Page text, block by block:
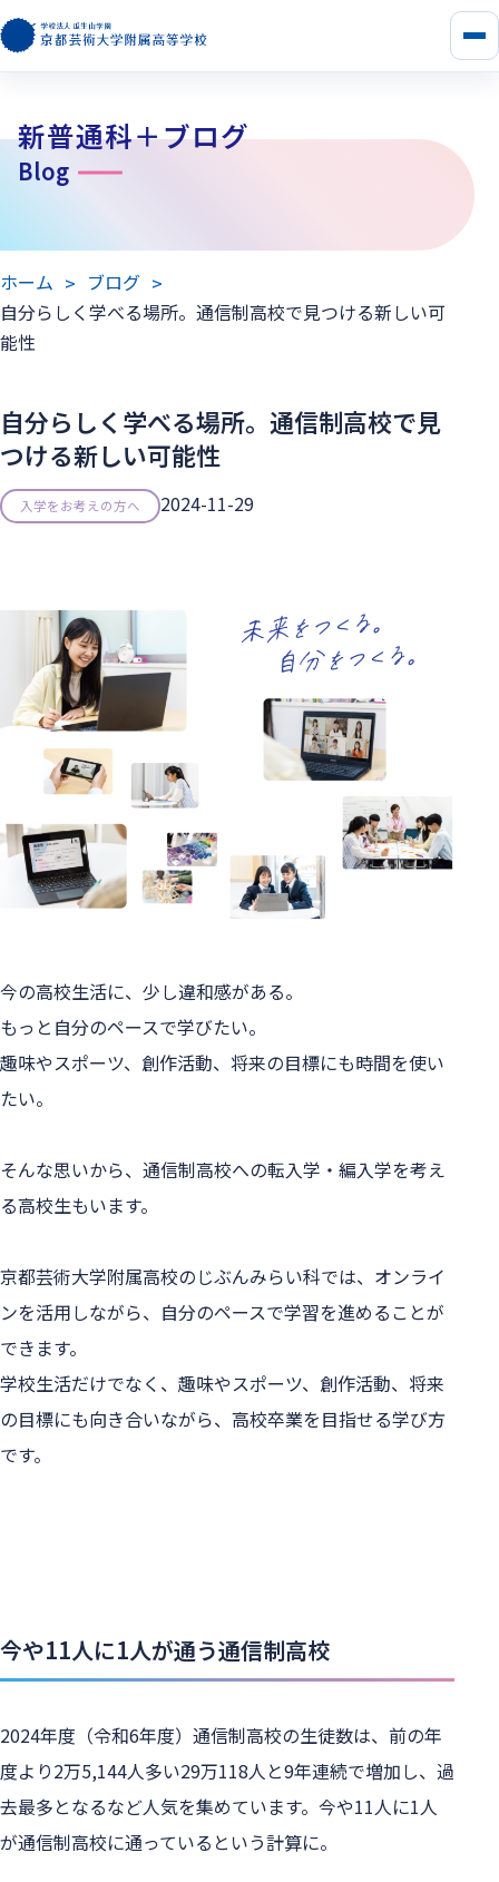
メ
ニ
く
新普通科＋ブログ
Blog
ホーム
ブログ
自分らしく学べる場所。通信制高校で見つける新しい可
能性
自分らしく学べる場所。通信制高校で見
つける新しい可能性
入学をお考えの方へ 2024-11-29
今の高校生活に、少し違和感がある。
もっと自分のペースで学びたい。
趣味やスポーツ、創作活動、将来の目標にも時間を使い
たい。
そんな思いから、通信制高校への転入学・編入学を考え
る高校生もいます。
京都芸術大学附属高校のじぶんみらい科では、オンライ
ンを活用しながら、自分のペースで学習を進めることが
できます。
学校生活だけでなく、趣味やスポーツ、創作活動、将来
の目標にも向き合いながら、高校卒業を目指せる学び方
です。
今や11人に1人が通う通信制高校
2024年度（令和6年度）通信制高校の生徒数は、前の年
度より2万5,144人多い29万118人と9年連続で増加し、過
去最多となるなど人気を集めています。今や11人に1人
が通信制高校に通っているという計算に。